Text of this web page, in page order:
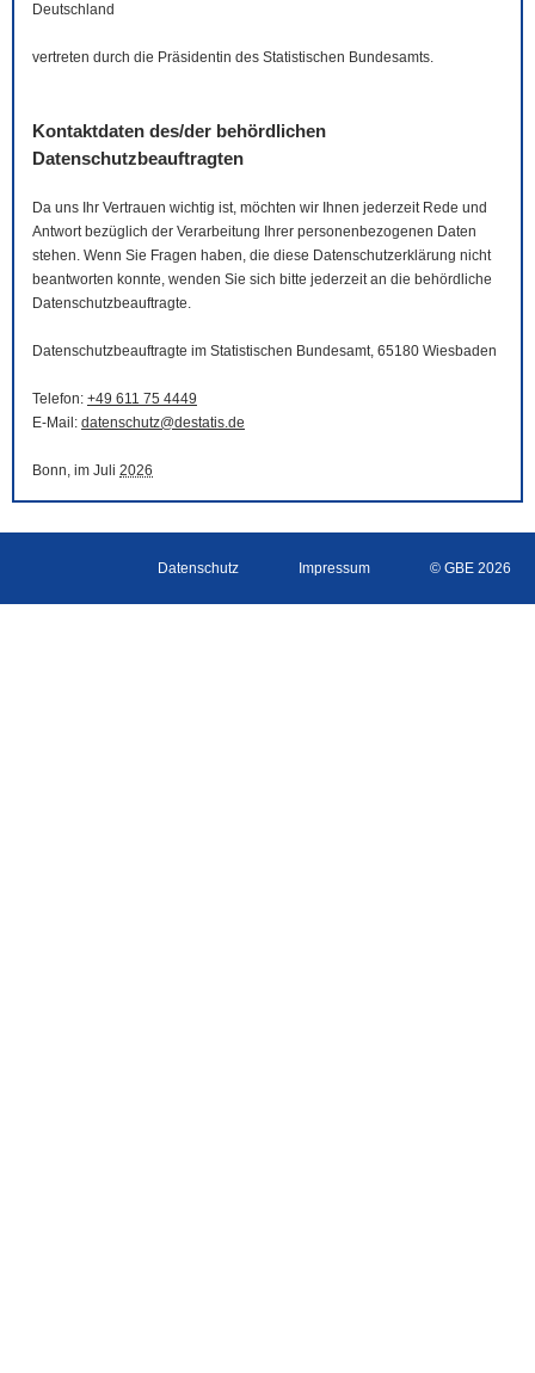
Deutschland
vertreten durch die Präsidentin des Statistischen Bundesamts.
Kontaktdaten des/der behördlichen
Datenschutzbeauftragten
Da uns Ihr Vertrauen wichtig ist, möchten wir Ihnen jederzeit Rede und
Antwort bezüglich der Verarbeitung Ihrer personenbezogenen Daten
stehen. Wenn Sie Fragen haben, die diese Datenschutzerklärung nicht
beantworten konnte, wenden Sie sich bitte jederzeit an die behördliche
Datenschutzbeauftragte.
Datenschutzbeauftragte im Statistischen Bundesamt, 65180 Wiesbaden
Telefon: +49 611 75 4449
E-Mail : datenschutz@destatis.de
Bonn, im Juli 2026
Datenschutz Impressum © GBE 2026